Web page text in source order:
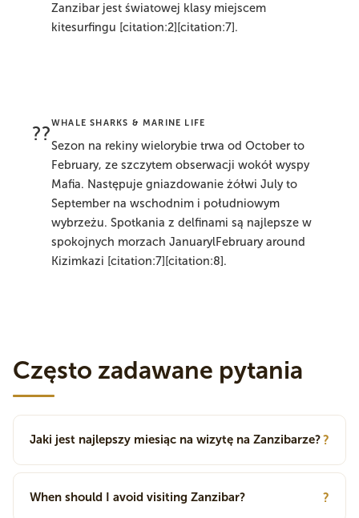
Zanzibar jest światowej klasy miejscem
kitesurfingu [citation:2][citation:7].
??WHALE SHARKS & MARINE LIFE
Sezon na rekiny wielorybie trwa od October to
February, ze szczytem obserwacji wokół wyspy
Mafia. Następuje gniazdowanie żółwi July to
September na wschodnim i południowym
wybrzeżu. Spotkania z delfinami są najlepsze w
spokojnych morzach JanuarylFebruary around
Kizimkazi [citation:7][citation:8].
Często zadawane pytania
Jaki jest najlepszy miesiąc na wizytę na Zanzibarze??
When should I avoid visiting Zanzibar? ?